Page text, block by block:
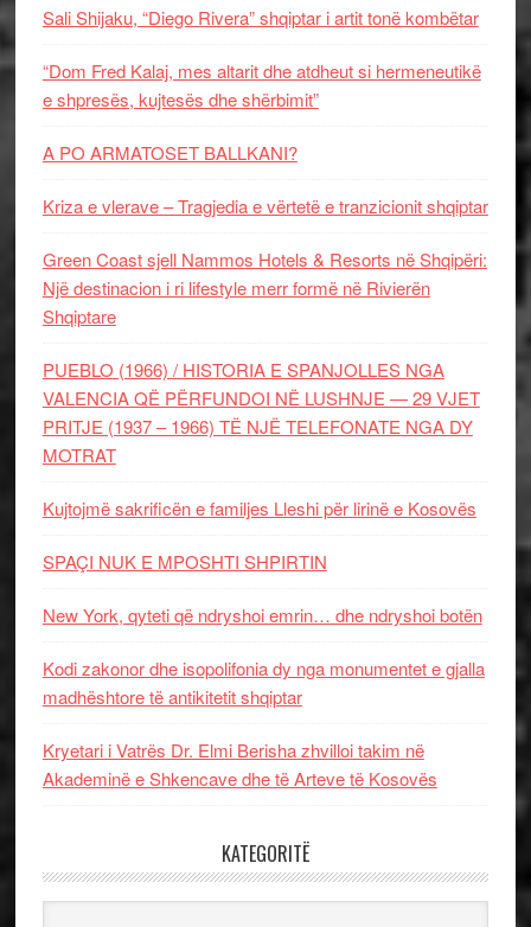
Sali Shijaku, “Diego Rivera” shqiptar i artit tonë kombëtar
“Dom Fred Kalaj, mes altarit dhe atdheut si hermeneutikë
e shpresës, kujtesës dhe shërbimit”
A PO ARMATOSET BALLKANI?
Kriza e vlerave – Tragjedia e vërtetë e tranzicionit shqiptar
Green Coast sjell Nammos Hotels & Resorts në Shqipëri:
Një destinacion i ri lifestyle merr formë në Rivierën
Shqiptare
PUEBLO (1966) / HISTORIA E SPANJOLLES NGA
VALENCIA QË PËRFUNDOI NË LUSHNJE — 29 VJET
PRITJE (1937 – 1966) TË NJË TELEFONATE NGA DY
MOTRAT
Kujtojmë sakrificën e familjes Lleshi për lirinë e Kosovës
SPAÇI NUK E MPOSHTI SHPIRTIN
New York, qyteti që ndryshoi emrin… dhe ndryshoi botën
Kodi zakonor dhe isopolifonia dy nga monumentet e gjalla
madhështore të antikitetit shqiptar
Kryetari i Vatrës Dr. Elmi Berisha zhvilloi takim në
Akademinë e Shkencave dhe të Arteve të Kosovës
KATEGORITË